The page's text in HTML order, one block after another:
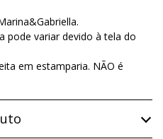
pode variar devido à tela do
em estamparia. NÃO é